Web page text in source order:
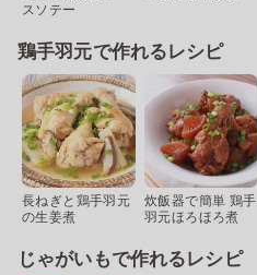
スソテー
鶏手羽元で作れるレシピ
長ねぎと鶏手羽元
の生姜煮
炊飯器で簡単 鶏手
羽元ほろほろ煮
じゃがいもで作れるレシピ